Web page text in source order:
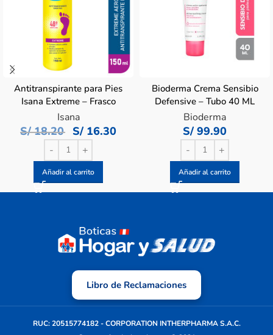
Antitranspirante para Pies
Isana Extreme – Frasco
150 ML
Isana
S/18.20 S/ 16.30
Añadir al carrito
Bioderma Crema Sensibio
Defensive – Tubo 40 ML
Bioderma
S/ 99.90
Añadir al carrito
Libro de Reclamaciones
RUC: 20515774182 - CORPORATION INTHERPHARMA S.A.C.